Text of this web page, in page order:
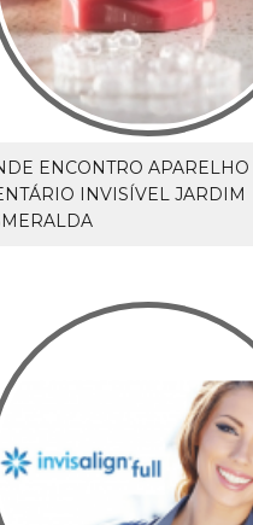
ENCONTRO APARELHO
INVISÍVEL JARDIM